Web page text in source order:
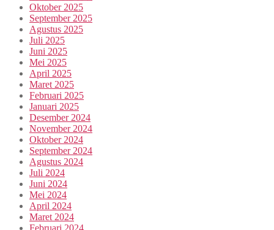
Oktober 2025
September 2025
Agustus 2025
Juli 2025
Juni 2025
Mei 2025
April 2025
Maret 2025
Februari 2025
Januari 2025
Desember 2024
November 2024
Oktober 2024
September 2024
Agustus 2024
Juli 2024
Juni 2024
Mei 2024
April 2024
Maret 2024
Februari 2024